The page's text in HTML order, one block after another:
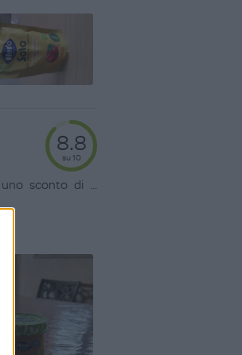
8.8
su 10
sconto di ...